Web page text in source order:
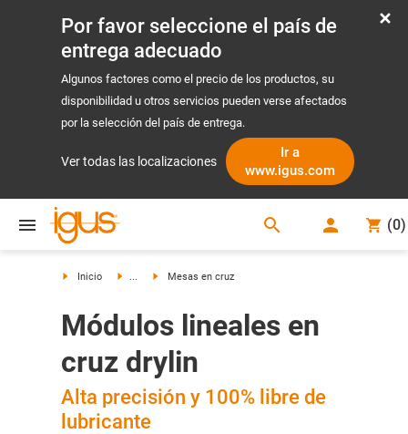
Por favor seleccione el país de
entrega adecuado
Algunos factores como el precio de los productos, su
disponibilidad u otros servicios pueden verse afectados
por la selección del país de entrega.
Ver todas las localizaciones
Ir a
www.igus.com
search (0)
Inicio ... Mesas en cruz
Módulos lineales en
cruz drylin
Alta precisión y 100% libre de
lubricante